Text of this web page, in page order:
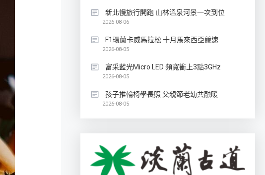
新北慢旅行開跑 山林溫泉河景一次到位
2026-08-06
F1環蘭卡威馬拉松 十月馬來西亞競速
2026-08-05
富采藍光Micro LED 頻寬衝上3點3GHz
2026-08-05
孩子推輪椅學長照 父親節老幼共融暖
2026-08-05